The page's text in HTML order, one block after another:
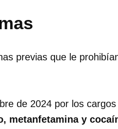
previas que le
de 2024 por los
metanfetamina y